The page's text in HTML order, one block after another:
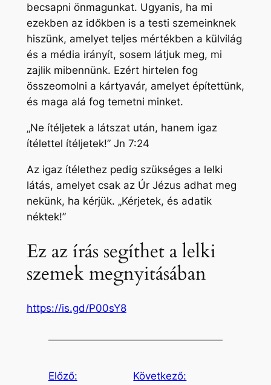
becsapni önmagunkat. Ugyanis, ha mi
ezekben az időkben is a testi szemeinknek
hiszünk, amelyet teljes mértékben a külvilág
és a média irányít, sosem látjuk meg, mi
zajlik mibennünk. Ezért hirtelen fog
összeomolni a kártyavár, amelyet építettünk,
és maga alá fog temetni minket.
„Ne ítéljetek a látszat után, hanem igaz
ítélettel ítéljetek!” Jn 7:24
Az igaz ítélethez pedig szükséges a lelki
látás, amelyet csak az Úr Jézus adhat meg
nekünk, ha kérjük. „Kérjetek, és adatik
néktek!”
Ez az írás segíthet a lelki
szemek megnyitásában
https://is.gd/P00sY8
Előző:
Következő: